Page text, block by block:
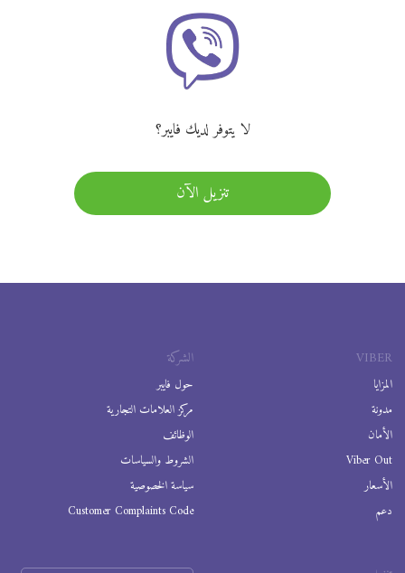
لا يتوفر لديك فايبر؟
تنزيل الآن
VIBER
المزايا
مدونة
الأمان
Viber Out
الأسعار
دعم
الشركة
حول فايبر
مركز العلامات التجارية
الوظائف
الشروط والسياسات
سياسة الخصوصية
Customer Complaints Code